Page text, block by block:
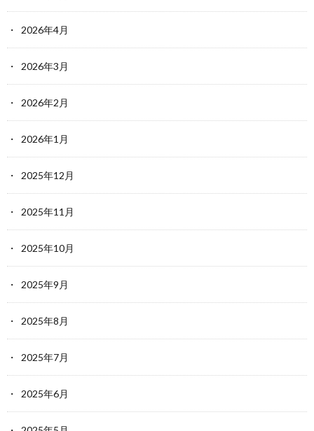
2026年4月
2026年3月
2026年2月
2026年1月
2025年12月
2025年11月
2025年10月
2025年9月
2025年8月
2025年7月
2025年6月